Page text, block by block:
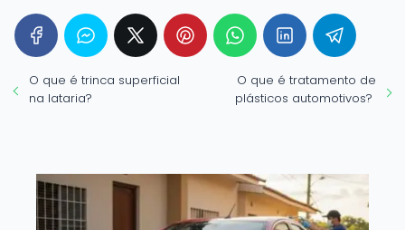
O que é trinca superficial
na lataria?
O que é tratamento de
plásticos automotivos?